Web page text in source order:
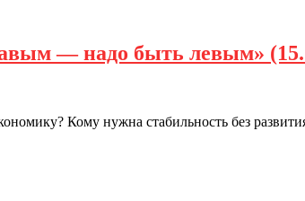
— надо быть левым»
Кому нужна стабильность без